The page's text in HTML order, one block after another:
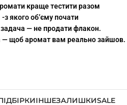
краще тестити разом
-з якого обʼєму почати
— не продати флакон.
щоб аромат вам реально зайшов.
ІНШЕЗАЛИШКИSALE